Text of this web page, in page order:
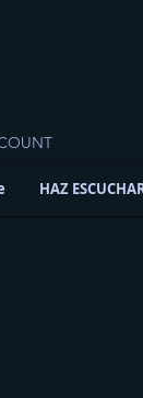
HAZ